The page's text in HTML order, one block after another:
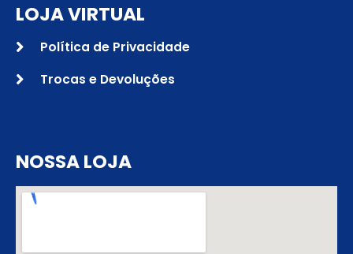
LOJA VIRTUAL
Política de Privacidade
Trocas e Devoluções
NOSSA LOJA